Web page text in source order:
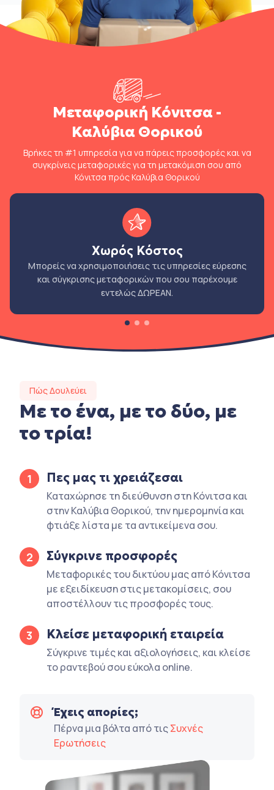
Μεταφορική Κόνιτσα -
Καλύβια Θορικού
Βρήκες τη #1 υπηρεσία για να πάρεις προσφορές και να
συγκρίνεις μεταφορικές για τη μετακόμιση σου από
Κόνιτσα πρός Καλύβια Θορικού
Χωρός Κόστος
Μπορείς να χρησιμοποιήσεις τις υπηρεσίες εύρεσης
και σύγκρισης μεταφορικών που σου παρέχουμε
εντελώς ΔΩΡΕΑΝ.
Πώς Δουλεύει
Με το ένα, με το δύο, με
το τρία!
1 Πες μας τι χρειάζεσαι
Καταχώρησε τη διεύθυνση στη Κόνιτσα και
στην Καλύβια Θορικού, την ημερομηνία και
φτιάξε λίστα με τα αντικείμενα σου.
2 Σύγκρινε προσφορές
Μεταφορικές του δικτύου μας από Κόνιτσα
με εξειδίκευση στις μετακομίσεις, σου
αποστέλλουν τις προσφορές τους.
3 Κλείσε μεταφορική εταιρεία
Σύγκρινε τιμές και αξιολογήσεις, και κλείσε
το ραντεβού σου εύκολα online.
Έχεις απορίες;
Πέρνα μια βόλτα από τιςΣυχνές
Ερωτήσεις